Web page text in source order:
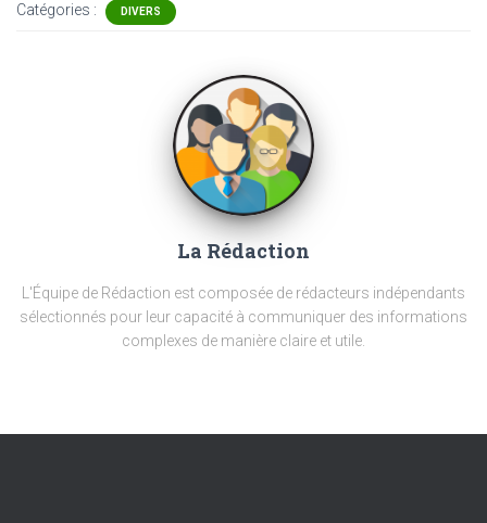
Catégories : DIVERS
La Rédaction
L'Équipe de Rédaction est composée de rédacteurs indépendants
sélectionnés pour leur capacité à communiquer des informations
complexes de manière claire et utile.